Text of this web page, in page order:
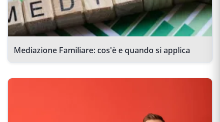
Mediazione Familiare: cos'è e quando si applica